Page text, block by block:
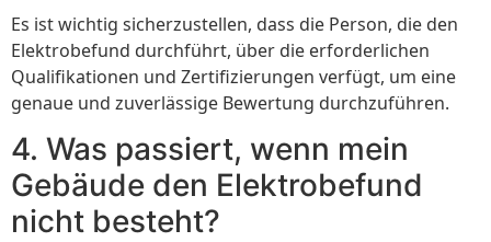
Es ist wichtig sicherzustellen, dass die Person, die den
Elektrobefund durchführt, über die erforderlichen
Qualifikationen und Zertifizierungen verfügt, um eine
genaue und zuverlässige Bewertung durchzuführen.
4. Was passiert, wenn mein
Gebäude den Elektrobefund
nicht besteht?